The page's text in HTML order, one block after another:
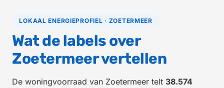
LOKAAL ENERGIEPROFIEL · ZOETERMEER
Wat de labels over
Zoetermeer vertellen
De woningvoorraad van Zoetermeer telt 38.574